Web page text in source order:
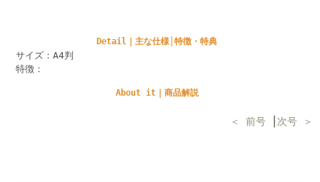
Detail｜主な仕様│特徴・特典
サイズ：A4判
特徴：
About it｜商品解説
＜ 前号 次号 ＞